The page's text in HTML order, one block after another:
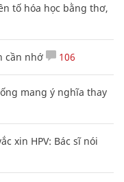
tố hóa học bằng thơ,
cần nhớ 106
mang ý nghĩa thay
xin HPV: Bác sĩ nói